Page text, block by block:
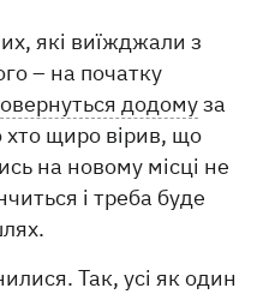
які виїжджали з
– на початку
додомуза
хто щиро вірив, що
на новому місці не
і треба буде
Так, усі як один